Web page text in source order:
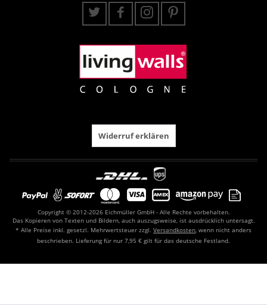
Widerruf erklären
Copyright © 2012-2026 Eichmüller GmbH - Alle Rechte vorbehalten.
Das Kopieren von Texten und Bildern, auch auszugsweise, ist ausdrücklich untersagt.
* Alle Preise inkl. gesetzl. Mehrwertsteuer zzgl. Versandkosten , wenn nicht anders
beschrieben. Lieferung für nur 7,95 € gilt für das deutsche Festland.